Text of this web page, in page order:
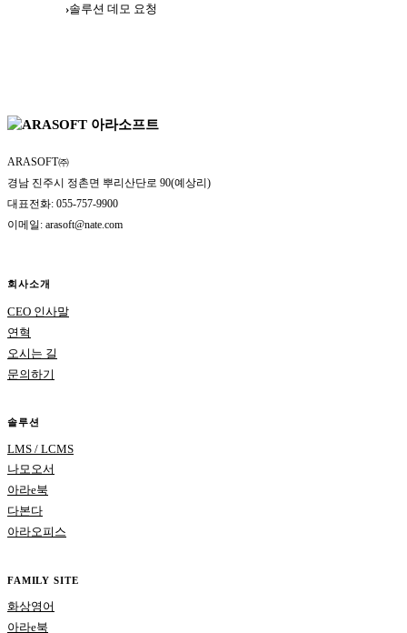
솔루션 데모 요청
ARASOFT㈜
경남 진주시 정촌면 뿌리산단로 90(예상리)
대표전화: 055-757-9900
이메일: arasoft@nate.com
회사소개
CEO 인사말
연혁
오시는 길
문의하기
솔루션
LMS / LCMS
나모오서
아라e북
다본다
아라오피스
FAMILY SITE
화상영어
아라e북